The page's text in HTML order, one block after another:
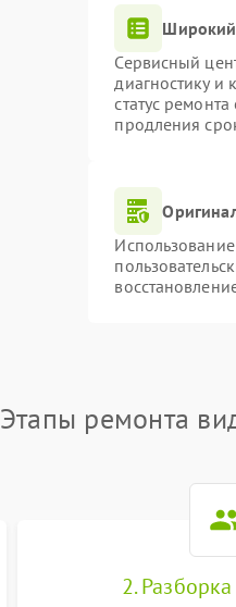
Широкий
Сервисный
диагностику и
статус
продления
Этапы ремонта
2.